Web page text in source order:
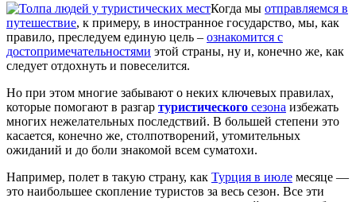
Когда мы отправляемся в
путешествие, к примеру, в иностранное государство, мы, как
правило, преследуем единую цель – ознакомится с
достопримечательностями этой страны, ну и, конечно же, как
следует отдохнуть и повеселится.
Но при этом многие забывают о неких ключевых правилах,
которые помогают в разгар туристического сезона избежать
многих нежелательных последствий. В большей степени это
касается, конечно же, столпотворений, утомительных
ожиданий и до боли знакомой всем суматохи.
Например, полет в такую страну, как Турция в июле месяце —
это наибольшее скопление туристов за весь сезон. Все эти